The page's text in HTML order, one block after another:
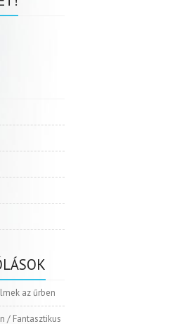
az űrben
/ Fantasztikus